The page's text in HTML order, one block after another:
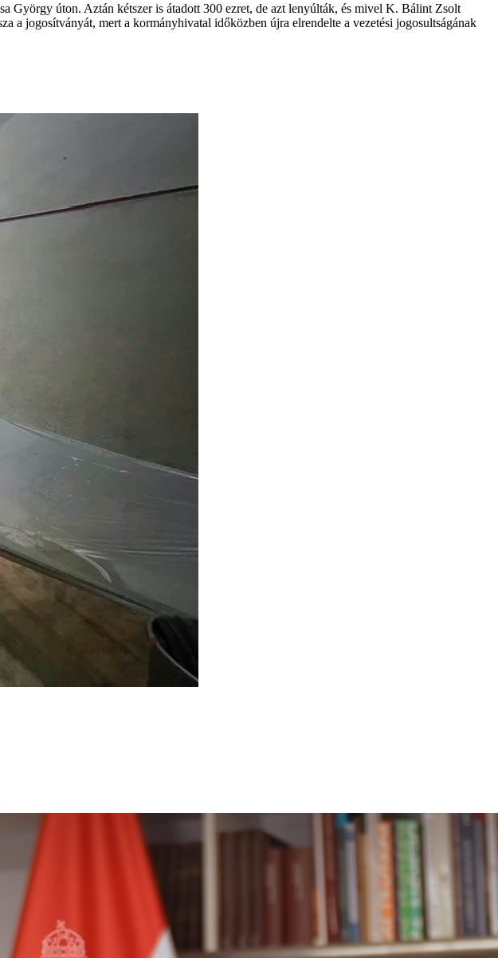
György úton. Aztán kétszer is átadott 300 ezret, de azt lenyúlták, és mivel K. Bálint Zsolt
a jogosítványát, mert a kormányhivatal időközben újra elrendelte a vezetési jogosultságának